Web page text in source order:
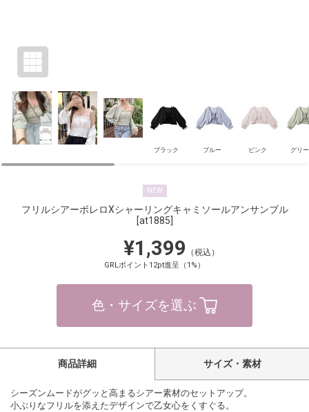
ブラック ブルー ピンク グリ
NEW
フリルシアーボレロXシャーリングキャミソールアンサンブル
[at1885]
¥1,399 （税込）
GRLポイント12pt進呈（1%）
色・サイズを選ぶ
商品詳細 サイズ・素材
シーズンムードがグッと高まるシアー素材のセットアップ。
小ぶりなフリルを添えたデザインで乙女心をくすぐる。